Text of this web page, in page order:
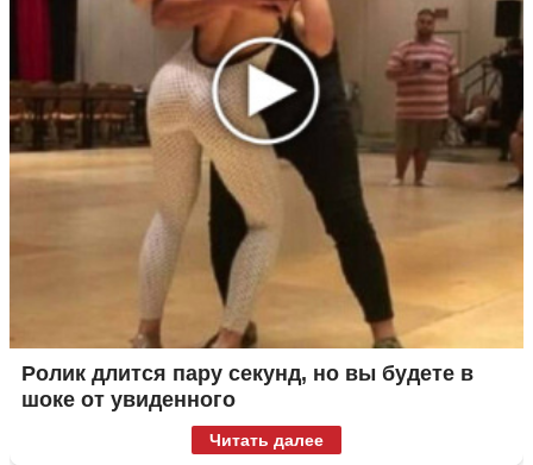
Ролик длится пару секунд, но вы будете в
шоке от увиденного
Читать далее